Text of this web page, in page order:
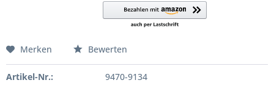
Merken Bewerten
Artikel-Nr.: 9470-9134